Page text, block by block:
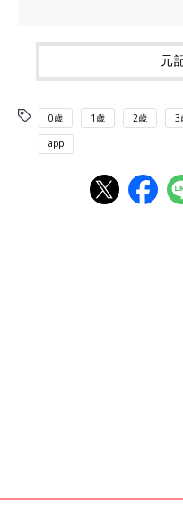
元
0歳 1歳 2歳 3
app